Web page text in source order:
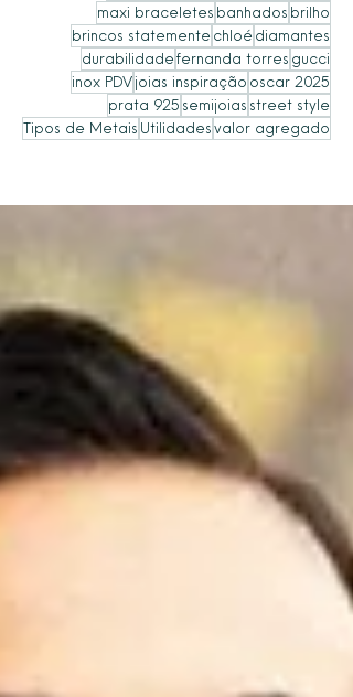
maxi braceletes banhados brilho
brincos statemente chloé diamantes
durabilidadefernanda torres gucci
inox PDVjoias inspiração oscar 2025
prata 925 semijoias street style
Tipos de Metais Utilidadesvalor agregado